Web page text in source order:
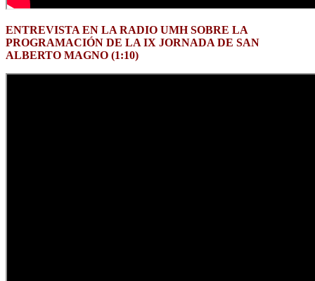
ENTREVISTA EN LA RADIO UMH SOBRE LA
PROGRAMACIÓN DE LA IX JORNADA DE SAN
ALBERTO MAGNO (1:10)